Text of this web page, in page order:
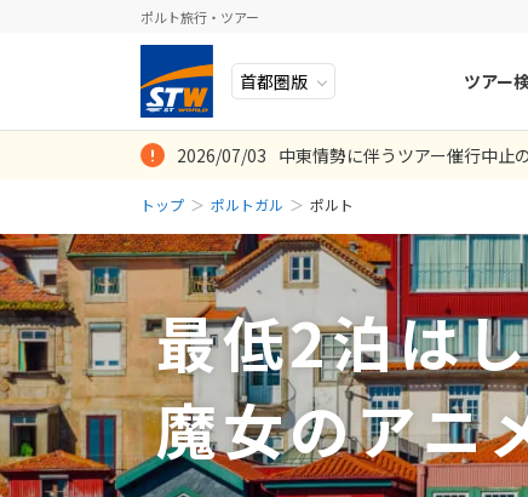
ポルト旅行・ツアー
ツアー
ヨーロッパ
中近東・トルコ
アフリカ
アジア
ロシア・中央アジア
アメリカ・カナダ
中南米・カリブ海
モルディブ・他インド洋
イタリア
ベルギー
スイス
ポーラン
スウェ
ラトビア
スロヴ
人気のテーマ
お得な旅
誰と行く？
目的
秋旅
2026/07/03 中東情勢に伴うツアー催行中止
トップ ポルトガル ポルト
最低2泊は
魔女のアニ
日 月
2
3
9
10
16
17
23
24
見るものすべ
投稿日：
ことが出来て
72hrを利用し
でしたが、一
ト、リスボン)
投稿日：
ところにして
投稿日：